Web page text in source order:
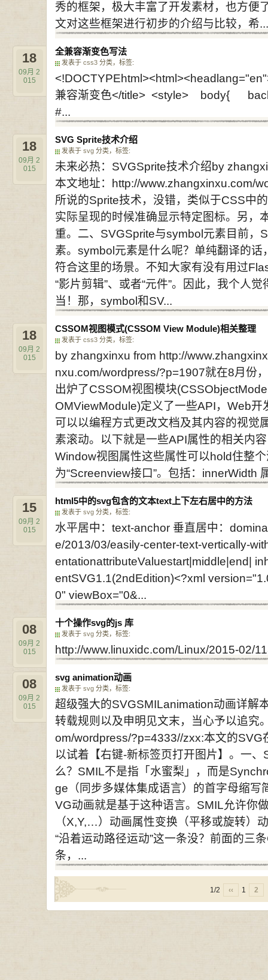
秀的框架，极大丰富了开发素材，也方便
文对这些框架进行初步的介绍与比较，希...
全兼容渐变色写法
发表于 css3 分类，标签:
18
09月 2
015
兼容渐变色</title> <style> body{
#...
SVG Sprite技术介绍
发表于 svg 分类，标签:
18
09月 2
015
未来必热：SVGSprite技术介绍by
本文地址：http://www.zhangxinxu.com/
所说的Sprite技术，没错，类似于CSS中
实际呈现的时候准确显示特定图标。另，
重。二、SVGSprite与symbol元素目前，
素。symbol元素是什么呢？单纯翻译的话
符合这里的场景。不知大家有没有用过
“影片剪辑”、或者“元件”。因此，我个人
当！那，symbol和SV...
CSSOM视图模式(CSSOM View Module)相关整理
发表于 css3 分类，标签:
18
09月 2
015
by zhangxinxu from http://
nxu.com/wordpress/?p=1907就在8月份
出炉了CSSOM视图模块
OMViewModule)定义了一些API，Web
可以以编程方式更改文档及其内容的视觉
素滚动。以下就是一些API属性的相关内
Window视图属性这些属性可以hold住整
为“Screenview接口”。包括：innerWidth
html5中的svg包含的文本text上下左右居中的方法
发表于 svg 分类，标签:
15
09月 2
015
水平居中：text-anchor 垂直居中：
e/2013/03/easily-center-text-vertically-
entationattributeValuestart|middle|end|
entSVG1.1(2ndEdition)<?xml
0" viewBox="0&...
十个操作svg的js 库
发表于 svg 分类，标签:
08
09月 2
015
http://www.linuxidc.com/Linux/2015-02/
svg animation动画
发表于 svg 分类，标签:
08
09月 2
015
超级强大的SVGSMILanimation动画详解
转载规则以及申明见文末，当心予以追究
om/wordpress/?p=4333//zxx:本文的SVG
以试着【右键-新标签页打开图片】。一
么？SMIL不是指「水蜜梨」，而是
ge（同步多媒体集成语言）的首字母缩写
VG动画就是基于这种语言。SMIL允许你
（X,Y,…）动画属性变换（平移或旋转）
“沿着运动路径运动”这一条没？前面的三
条，...
1/2 ‹‹ 1 2